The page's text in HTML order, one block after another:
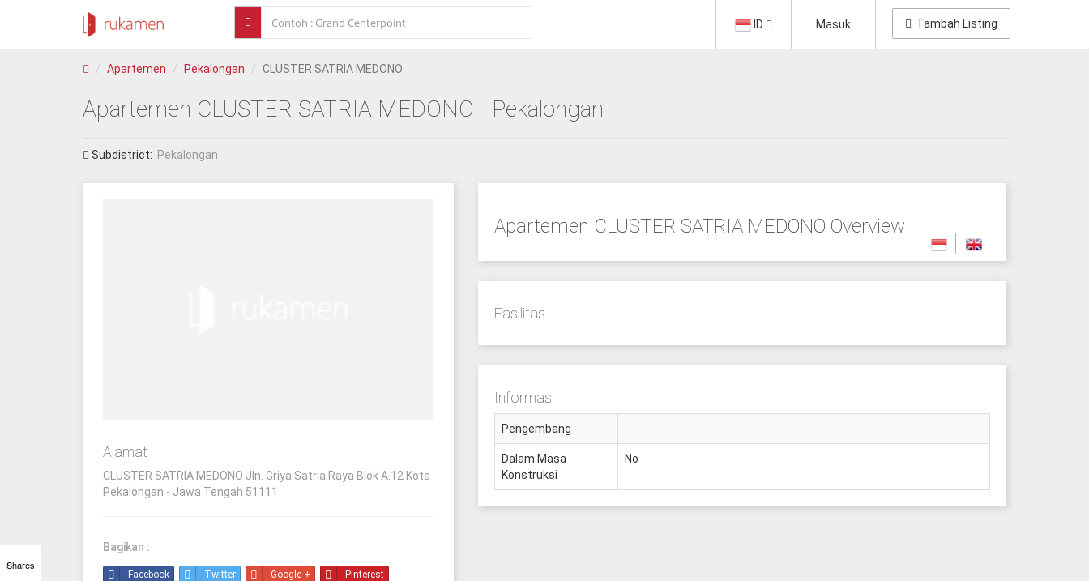
ID Masuk Tambah Listing
Apartemen Pekalongan CLUSTER SATRIA MEDONO
Apartemen CLUSTER SATRIA MEDONO - Pekalongan
Subdistrict: Pekalongan
Apartemen CLUSTER SATRIA MEDONO Overview
Fasilitas
Informasi
Pengembang
Dalam Masa
Konstruksi
No
Alamat
CLUSTER SATRIA MEDONO Jln. Griya Satria Raya Blok A.12 Kota
Pekalongan - Jawa Tengah 51111
Bagikan :
Facebook Twitter Google + Pinterest
Shares